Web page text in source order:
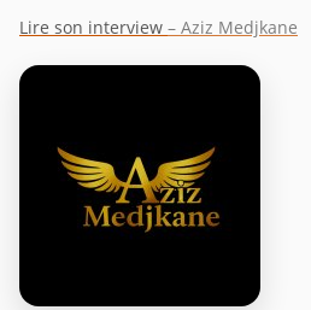
Lire son interview – Aziz Medjkane